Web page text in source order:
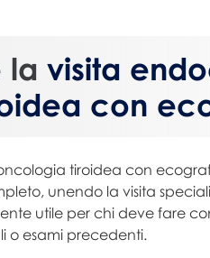
la visita
con
tiroidea con
unendo la visita
utile per chi deve fare
o esami precedenti.